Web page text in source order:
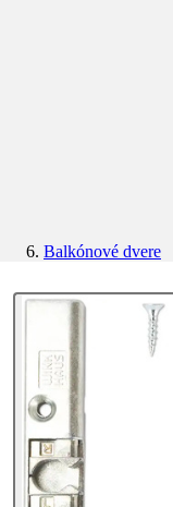
Balkónové dvere